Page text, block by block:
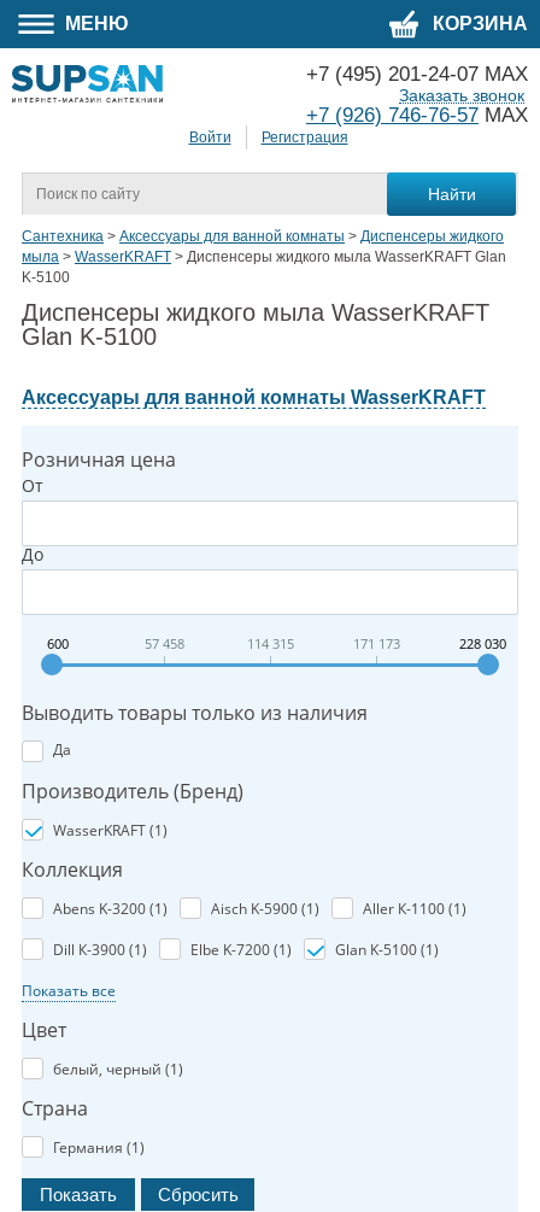
МЕНЮ КОРЗИНА
Войти Регистрация
+7 (495) 201-24-07 MAX
+7 (926) 746-76-57 MAX
Заказать звонок
Сантехника > Аксессуары для ванной комнаты > Диспенсеры жидкого
мыла > WasserKRAFT > Диспенсеры жидкого мыла WasserKRAFT Glan
K-5100
Диспенсеры жидкого мыла WasserKRAFT
Glan K-5100
Аксессуары для ванной комнаты WasserKRAFT
Розничная цена
От
До
600 57 458 114 315 171 173 228 030
Выводить товары только из наличия
Да
Производитель (Бренд)
WasserKRAFT (1)
Коллекция
Abens K-3200 (1) Aisch K-5900 (1) Aller К-1100 (1)
Dill К-3900 (1) Elbe K-7200 (1) Glan K-5100 (1)
Показать все
Цвет
белый, черный (1)
Страна
Германия (1)